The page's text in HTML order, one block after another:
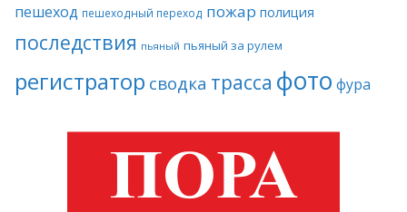
пешеход пешеходный переход пожар полиция
последствия пьяный пьяный за рулем
регистратор сводка трасса фото фура